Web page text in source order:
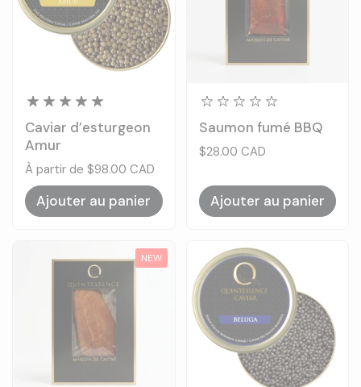
Caviar d’esturgeon
Amur
Prix:
À partir de $98.00 CAD
Ajouter au panier
Saumon fumé BBQ
Prix:
$28.00 CAD
Ajouter au panier
NEW